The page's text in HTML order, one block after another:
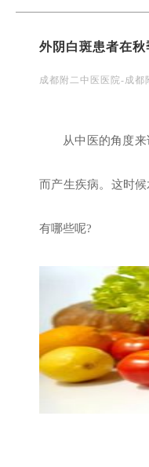
外阴白斑患者在秋
成都附二中医医院-成都
从中医的角度
而产生疾病。这时
有哪些呢?